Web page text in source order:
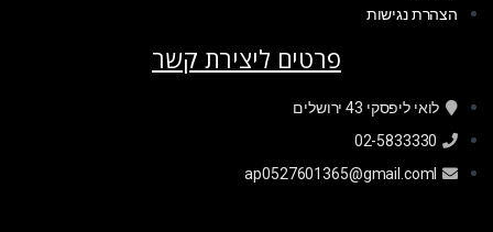
הצהרת נגישות
פרטים ליצירת קשר
לואי ליפסקי 43 ירושלים
02-5833330
ap0527601365@gmail.coml